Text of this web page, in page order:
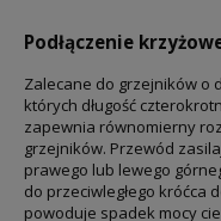
Podłączenie
Zalecane do grzejników o
których długość
zapewnia równomierny
grzejników. Przewód
prawego lub lewego
do przeciwległego króćca
powoduje spadek mocy